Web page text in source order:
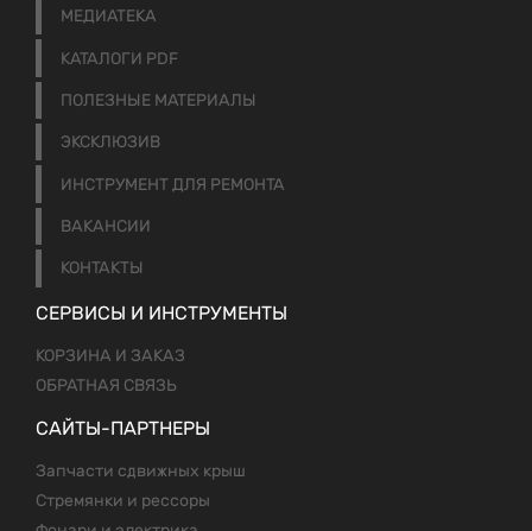
МЕДИАТЕКА
КАТАЛОГИ PDF
ПОЛЕЗНЫЕ МАТЕРИАЛЫ
ЭКСКЛЮЗИВ
ИНСТРУМЕНТ ДЛЯ РЕМОНТА
ВАКАНСИИ
КОНТАКТЫ
СЕРВИСЫ И ИНСТРУМЕНТЫ
КОРЗИНА И ЗАКАЗ
ОБРАТНАЯ СВЯЗЬ
САЙТЫ-ПАРТНЕРЫ
Запчасти сдвижных крыш
Стремянки и рессоры